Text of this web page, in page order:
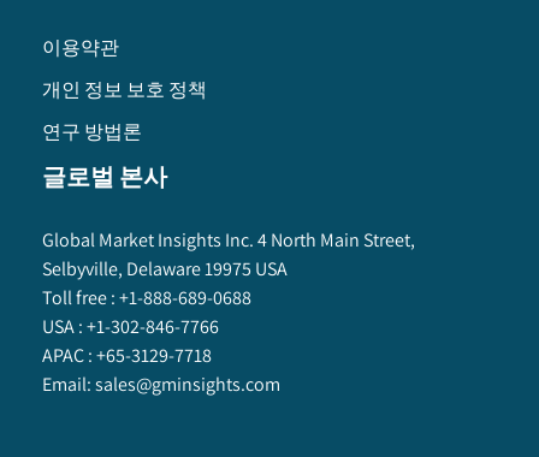
이용약관
개인 정보 보호 정책
연구 방법론
글로벌 본사
Global Market Insights Inc. 4 North Main Street,
Selbyville, Delaware 19975 USA
Toll free :+1-888-689-0688
USA :+1-302-846-7766
APAC :+65-3129-7718
Email:sales@gminsights.com